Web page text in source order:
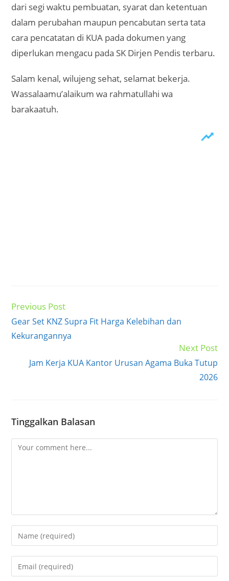
dari segi waktu pembuatan, syarat dan ketentuan
dalam perubahan maupun pencabutan serta tata
cara pencatatan di KUA pada dokumen yang
diperlukan mengacu pada SK Dirjen Pendis terbaru.
Salam kenal, wilujeng sehat, selamat bekerja.
Wassalaamu’alaikum wa rahmatullahi wa
barakaatuh.
Read
articles
Previous Post
Gear Set KNZ Supra Fit Harga Kelebihan dan
Kekurangannya
Next Post
Jam Kerja KUA Kantor Urusan Agama Buka Tutup
2026
Tinggalkan Balasan
Comment
Enter
your
name
Enter
your